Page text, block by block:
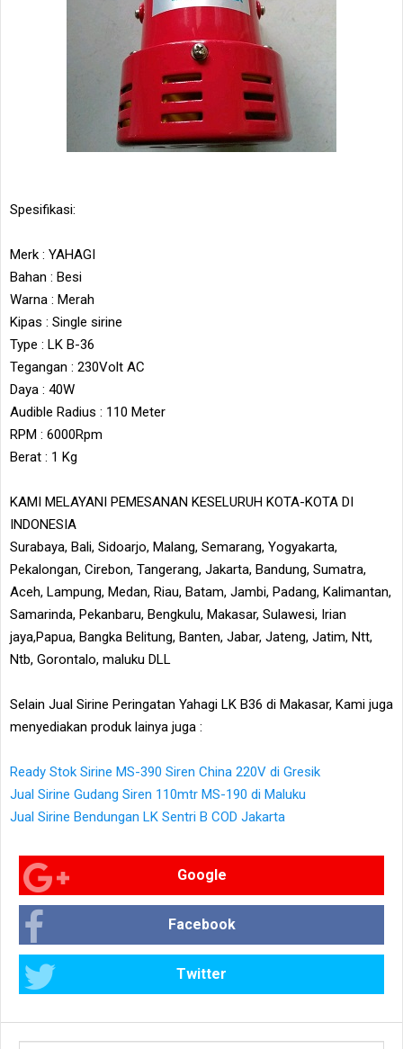
Spesifikasi:
Merk : YAHAGI
Bahan : Besi
Warna : Merah
Kipas : Single sirine
Type : LK B-36
Tegangan : 230Volt AC
Daya : 40W
Audible Radius : 110 Meter
RPM : 6000Rpm
Berat : 1 Kg
KAMI MELAYANI PEMESANAN KESELURUH KOTA-KOTA DI
INDONESIA
Surabaya, Bali, Sidoarjo, Malang, Semarang, Yogyakarta,
Pekalongan, Cirebon, Tangerang, Jakarta, Bandung, Sumatra,
Aceh, Lampung, Medan, Riau, Batam, Jambi, Padang, Kalimantan,
Samarinda, Pekanbaru, Bengkulu, Makasar, Sulawesi, Irian
jaya,Papua, Bangka Belitung, Banten, Jabar, Jateng, Jatim, Ntt,
Ntb, Gorontalo, maluku DLL
Selain Jual Sirine Peringatan Yahagi LK B36 di Makasar, Kami juga
menyediakan produk lainya juga :
Ready Stok Sirine MS-390 Siren China 220V di Gresik
Jual Sirine Gudang Siren 110mtr MS-190 di Maluku
Jual Sirine Bendungan LK Sentri B COD Jakarta
Google
Facebook
Twitter